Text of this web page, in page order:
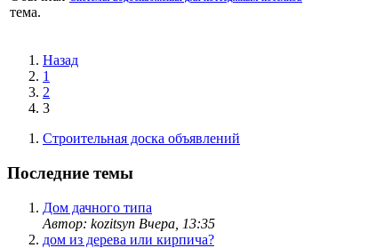
Назад
1
2
3
Строительная доска объявлений
Последние темы
Дом дачного типа
Автор: kozitsyn Вчера, 13:35
дом из дерева или кирпича?